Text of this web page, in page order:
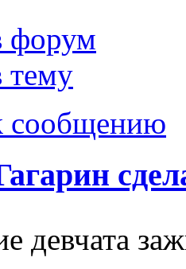
форум
тему
сообщению
девчата